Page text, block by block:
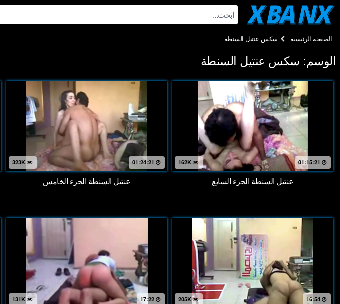
Skip
الصفحة الرئيسية سكس عنتيل السنطة
الوسم: سكس عنتيل السنطة
عنتيل السنطة الجزء الخامس عنتيل السنطة الجزء السابع
17:22 205K 16:54